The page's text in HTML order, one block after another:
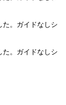
。ガイドなしシ
。ガイドなしシ